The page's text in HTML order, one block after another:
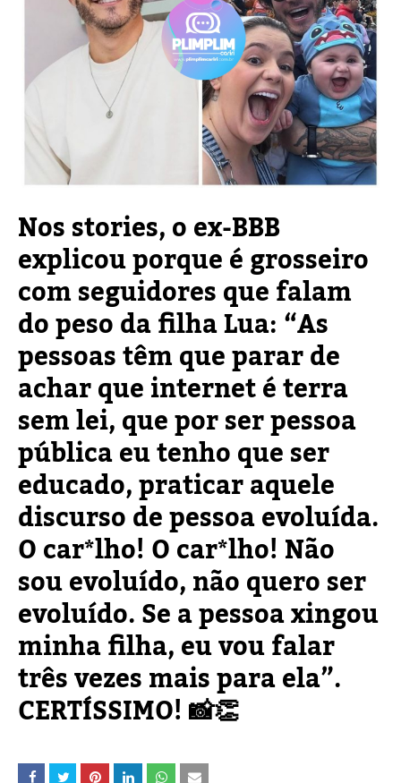
Nos stories, o ex-BBB
explicou porque é grosseiro
com seguidores que falam
do peso da filha Lua: “As
pessoas têm que parar de
achar que internet é terra
sem lei, que por ser pessoa
pública eu tenho que ser
educado, praticar aquele
discurso de pessoa evoluída.
O car*lho! O car*lho! Não
sou evoluído, não quero ser
evoluído. Se a pessoa xingou
minha filha, eu vou falar
três vezes mais para ela”.
CERTÍSSIMO! 📸👏